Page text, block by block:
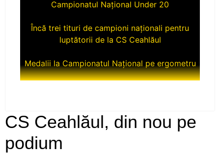
luptătorii de la CS Ceahlăul
CS Ceahlăul aduce titlul naţional la Piatra-
Flotila pietreană a adus aurul, acasă, din Turcia!
CS Ceahlăul, din nou pe
podium